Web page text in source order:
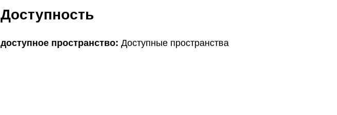
Доступность
доступное пространство: Доступные пространства